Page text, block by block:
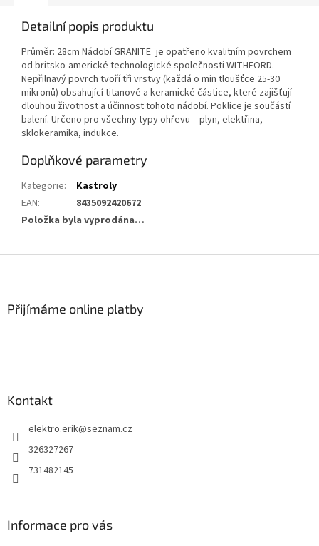
Detailní popis produktu
Průměr: 28cm Nádobí GRANITE_je opatřeno kvalitním povrchem
od britsko-americké technologické společnosti WITHFORD.
Nepřilnavý povrch tvoří tři vrstvy (každá o min tloušťce 25-30
mikronů) obsahující titanové a keramické částice, které zajišťují
dlouhou životnost a účinnost tohoto nádobí. Poklice je součástí
balení. Určeno pro všechny typy ohřevu – plyn, elektřina,
sklokeramika, indukce.
Doplňkové parametry
Kategorie:
Kastroly
EAN:
8435092420672
Položka byla vyprodána…
Přijímáme online platby
Kontakt
elektro.erik@seznam.cz
326327267
731482145
Informace pro vás